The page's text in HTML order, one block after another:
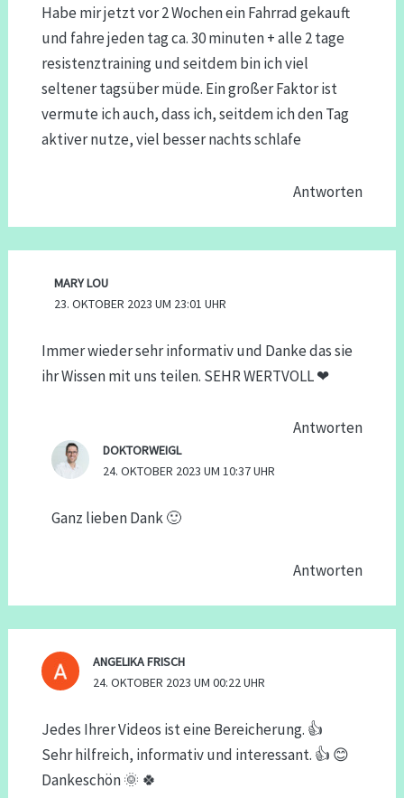
Habe mir jetzt vor 2 Wochen ein Fahrrad gekauft
und fahre jeden tag ca. 30 minuten + alle 2 tage
resistenztraining und seitdem bin ich viel
seltener tagsüber müde. Ein großer Faktor ist
vermute ich auch, dass ich, seitdem ich den Tag
aktiver nutze, viel besser nachts schlafe
Antworten
MARY LOU
23. OKTOBER 2023 UM 23:01 UHR
Immer wieder sehr informativ und Danke das sie
ihr Wissen mit uns teilen. SEHR WERTVOLL ❤
Antworten
DOKTORWEIGL
24. OKTOBER 2023 UM 10:37 UHR
Ganz lieben Dank 🙂
Antworten
ANGELIKA FRISCH
24. OKTOBER 2023 UM 00:22 UHR
Jedes Ihrer Videos ist eine Bereicherung. 👍
Sehr hilfreich, informativ und interessant. 👍 😊
Dankeschön 🌞 🍀